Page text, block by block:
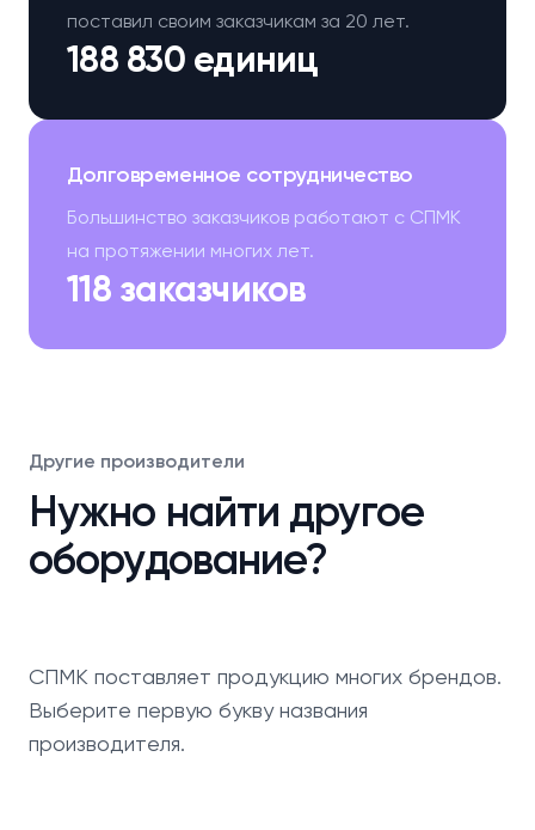
188 830 единиц
поставил своим заказчикам за 20 лет.
118 заказчиков
Долговременное сотрудничество
Большинство заказчиков работают с СПМК
на протяжении многих лет.
Другие производители
Нужно найти другое
оборудование?
СПМК поставляет продукцию многих брендов.
Выберите первую букву названия
производителя.